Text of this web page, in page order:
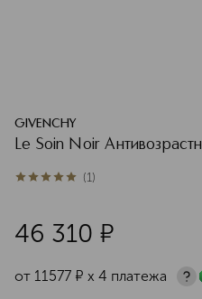
GIVENCHY
Le Soin Noir
5из 51 (1)
46 310 ¤
от 11577 ¤ х 4 платежа